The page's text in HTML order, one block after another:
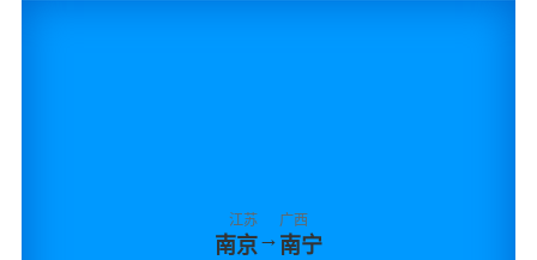
江苏
南京→
广西
南宁